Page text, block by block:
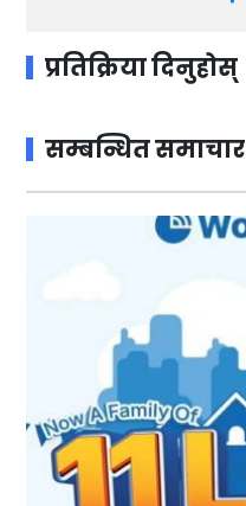
प्रतिक्रिया दिनुहोस्
सम्बन्धित समाचार